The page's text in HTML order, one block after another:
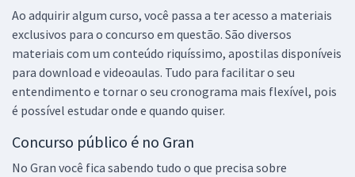
Ao adquirir algum curso, você passa a ter acesso a materiais
exclusivos para o concurso em questão. São diversos
materiais com um conteúdo riquíssimo, apostilas disponíveis
para download e videoaulas. Tudo para facilitar o seu
entendimento e tornar o seu cronograma mais flexível, pois
é possível estudar onde e quando quiser.
Concurso público é no Gran
No Gran você fica sabendo tudo o que precisa sobre